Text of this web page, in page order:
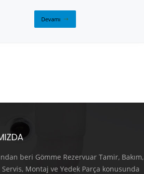
Devamı
beri Gömme Rezervuar Tamir, Bakım,
Servis, Montaj ve Yedek Parça konusunda